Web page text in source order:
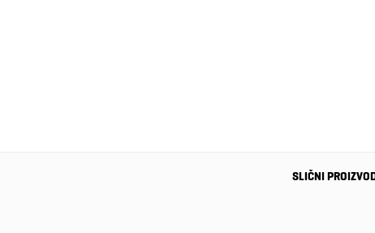
SLIČNI